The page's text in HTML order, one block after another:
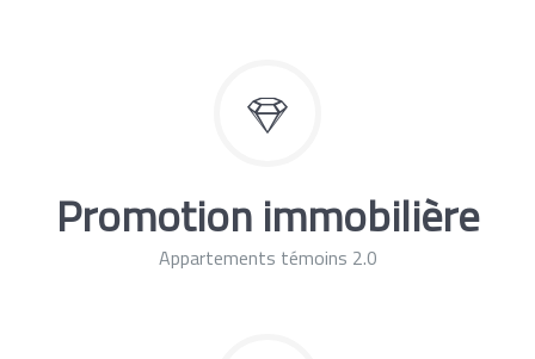
Promotion immobilière
Appartements témoins 2.0